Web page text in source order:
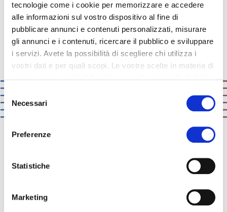
tecnologie come i cookie per memorizzare e accedere
alle informazioni sul vostro dispositivo al fine di
pubblicare annunci e contenuti personalizzati, misurare
gli annunci e i contenuti, ricercare il pubblico e sviluppare
i servizi. Avete la possibilità di scegliere chi utilizza i
vostri dati e per quali scopi. Le vostre scelte in materia di
modificare o revocare il proprio consenso in qualsiasi
momento dalla Dichiarazione sui cookie o facendo clic
raccogliere informazioni sulla tua posizione
geografica, con un'approssimazione di qualche
Identificare il tuo dispositivo, scansionandolo
Selezione
del
consenso
Necessari
Preferenze
Statistiche
Marketing
ICA: solutions that matter
我们不仅了解我们自己的产品并且非常了解我
们的客户，知道他们面对的挑战。所以我们提